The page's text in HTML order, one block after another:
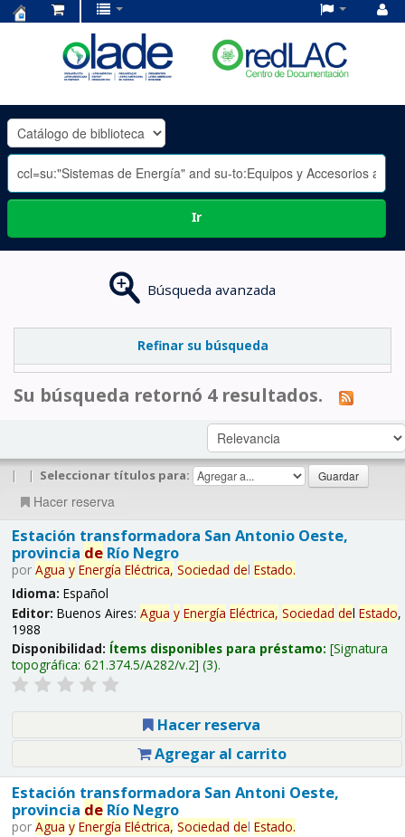
OLADE
-
Ir
Búsqueda avanzada
Refinar su búsqueda
Su búsqueda retornó 4 resultados.
| | Seleccionar títulos para:
Hacer reserva
Estación transformadora San Antonio Oeste,
provincia deRío Negro
por Agua y Energía Eléctrica, Sociedad del Estado.
Idioma: Español
Editor: Buenos Aires: Agua y Energía Eléctrica, Sociedad del Estado,
1988
Disponibilidad: Ítems disponibles para préstamo: Signatura
topográfica: 621.374.5/A282/v.2 (3).
Hacer reserva
Agregar al carrito
Estación transformadora San Antoni Oeste,
provincia deRío Negro
por Agua y Energía Eléctrica, Sociedad del Estado.